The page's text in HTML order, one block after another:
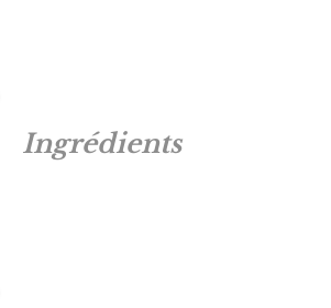
Ingrédients